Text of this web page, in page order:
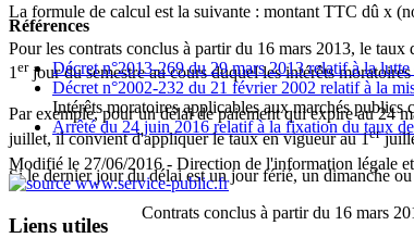
La formule de calcul est la suivante : montant TTC dû x
Pour les contrats conclus à partir du 16 mars 2013, le taux
1 erjour du semestre au cours duquel les intérêts
Par exemple, pour un délai de paiement qui expire au 24
juillet, il convient d'appliquer le taux en vigueur au 1er
Si le dernier jour du délai est un jour férié, un dimanche
Contrats conclus à partir du 16 mars
Références
Décret n°2013-269 du 29 mars 2013 relatif à la
Décret n°2002-232 du 21 février 2002 relatif à la
Intérêts moratoires applicables aux marchés publics
Arrêté du 24 juin 2016 relatif à la fixation du taux
Modifié le 27/06/2016 - Direction de l'information légale
Liens utiles